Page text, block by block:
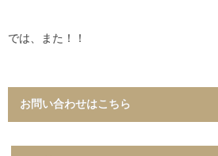
では、また！！
お問い合わせはこちら